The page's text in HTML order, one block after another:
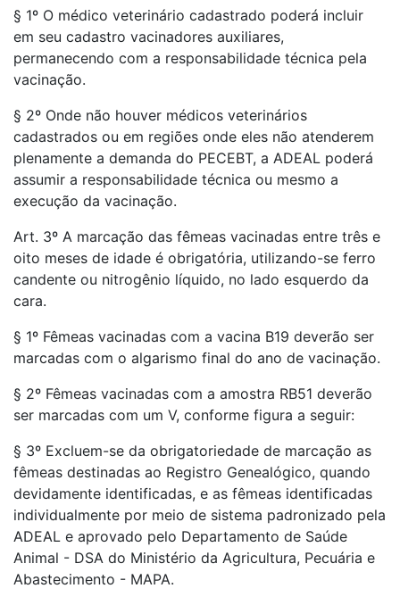
§ 1º O médico veterinário cadastrado poderá incluir
em seu cadastro vacinadores auxiliares,
permanecendo com a responsabilidade técnica pela
vacinação.
§ 2º Onde não houver médicos veterinários
cadastrados ou em regiões onde eles não atenderem
plenamente a demanda do PECEBT, a ADEAL poderá
assumir a responsabilidade técnica ou mesmo a
execução da vacinação.
Art. 3º A marcação das fêmeas vacinadas entre três e
oito meses de idade é obrigatória, utilizando-se ferro
candente ou nitrogênio líquido, no lado esquerdo da
cara.
§ 1º Fêmeas vacinadas com a vacina B19 deverão ser
marcadas com o algarismo final do ano de vacinação.
§ 2º Fêmeas vacinadas com a amostra RB51 deverão
ser marcadas com um V, conforme figura a seguir:
§ 3º Excluem-se da obrigatoriedade de marcação as
fêmeas destinadas ao Registro Genealógico, quando
devidamente identificadas, e as fêmeas identificadas
individualmente por meio de sistema padronizado pela
ADEAL e aprovado pelo Departamento de Saúde
Animal - DSA do Ministério da Agricultura, Pecuária e
Abastecimento - MAPA.